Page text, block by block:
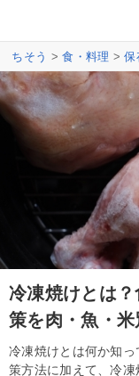
ちそう >食・料理 >保
冷凍焼けとは
策を肉・魚・米
冷凍焼けとは何か知
策方法に加えて、冷